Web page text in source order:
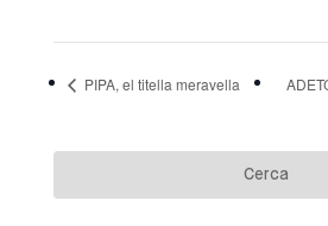
PIPA, el titella meravella